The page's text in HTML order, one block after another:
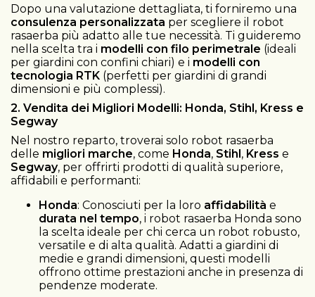
Dopo una valutazione dettagliata, ti forniremo una
consulenza personalizzata per scegliere il robot
rasaerba più adatto alle tue necessità. Ti guideremo
nella scelta tra i modelli con filo perimetrale (ideali
per giardini con confini chiari) e i modelli con
tecnologia RTK (perfetti per giardini di grandi
dimensioni e più complessi).
2. Vendita dei Migliori Modelli: Honda, Stihl, Kress e
Segway
Nel nostro reparto, troverai solo robot rasaerba
delle migliori marche, come Honda, Stihl, Kress e
Segway, per offrirti prodotti di qualità superiore,
affidabili e performanti:
Honda: Conosciuti per la loro affidabilità e
durata nel tempo, i robot rasaerba Honda sono
la scelta ideale per chi cerca un robot robusto,
versatile e di alta qualità. Adatti a giardini di
medie e grandi dimensioni, questi modelli
offrono ottime prestazioni anche in presenza di
pendenze moderate.